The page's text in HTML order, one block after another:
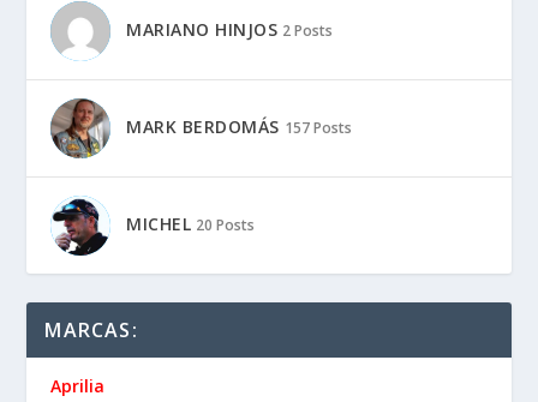
MARIANO HINJOS 2 Posts
MARK BERDOMÁS 157 Posts
MICHEL 20 Posts
MARCAS:
Aprilia